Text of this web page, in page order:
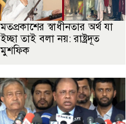
মতপ্রকাশের স্বাধীনতার অর্থ যা
ইচ্ছা তাই বলা নয়: রাষ্ট্রদূত
মুশফিক